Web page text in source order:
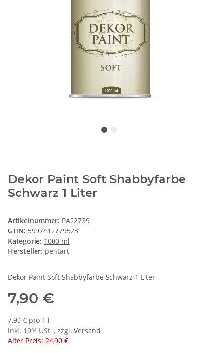
Dekor Paint Soft Shabbyfarbe
Schwarz 1 Liter
Artikelnummer: PA22739
GTIN: 5997412779523
Kategorie: 1000 ml
Hersteller: pentart
Dekor Paint Soft Shabbyfarbe Schwarz 1 Liter
7,90 €
7,90 € pro 1 l
inkl. 19% USt. , zzgl. Versand
Alter Preis: 24,90 €